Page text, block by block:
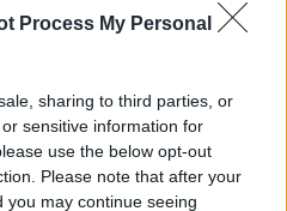
Process My Personal
sharing to third parties, or
sensitive information for
use the below opt-out
Please note that after your
may continue seeing